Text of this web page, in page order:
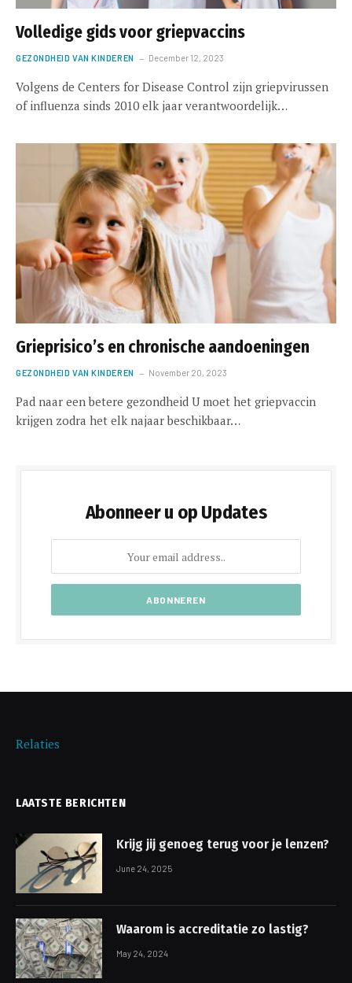
Volledige gids voor griepvaccins
GEZONDHEID VAN KINDEREN December 12, 2023
Volgens de Centers for Disease Control zijn griepvirussen
of influenza sinds 2010 elk jaar verantwoordelijk…
Grieprisico’s en chronische aandoeningen
GEZONDHEID VAN KINDEREN November 20, 2023
Pad naar een betere gezondheid U moet het griepvaccin
krijgen zodra het elk najaar beschikbaar…
Abonneer u op Updates
Relaties
LAATSTE BERICHTEN
Krijg jij genoeg terug voor je lenzen?
June 24, 2025
Waarom is accreditatie zo lastig?
May 24, 2024